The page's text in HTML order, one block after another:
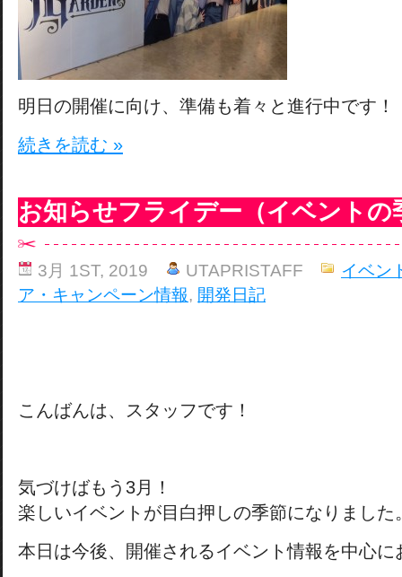
明日の開催に向け、準備も着々と進行中です！
続きを読む »
お知らせフライデー（イベントの
3月 1ST, 2019 UTAPRISTAFF
イベン
ア・キャンペーン情報, 開発日記
こんばんは、スタッフです！
気づけばもう3月！
楽しいイベントが目白押しの季節になりました
本日は今後、開催されるイベント情報を中心に